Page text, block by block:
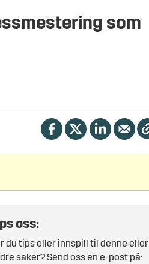
som
oss:
du tips eller innspill til denne eller
saker? Send oss en e-post på: